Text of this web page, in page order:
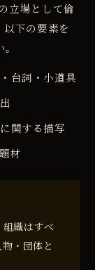
立場として倫
下の要素を
台詞・小道具
関する描写
材
織はすべ
・団体と